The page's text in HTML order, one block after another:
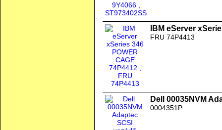
IBM eServer
FRU 74P4413
Dell 00035NVM
0004351P